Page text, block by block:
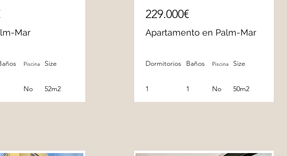
Mar
Piscina Size
No 52m2
229.000€
Apartamento en Palm-Mar
Dormitorios Baños Piscina Size
1 1 No 50m2